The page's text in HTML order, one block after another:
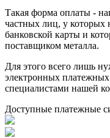
Такая форма оплаты -
частных лиц, у которых
банковской карты и
поставщиком металла.
Для этого всего лишь
электронных
специалистами нашей
Доступные платежные